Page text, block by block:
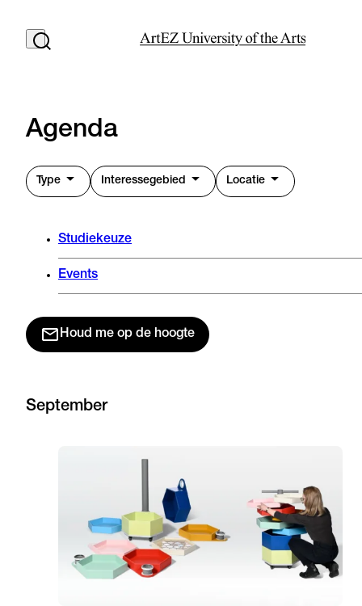
Agenda
Type Interessegebied Locatie
Studiekeuze
Events
Houd me op de hoogte
September